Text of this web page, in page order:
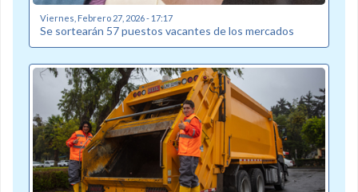
Viernes, Febrero 27, 2026 - 17:17
Se sortearán 57 puestos vacantes de los mercados